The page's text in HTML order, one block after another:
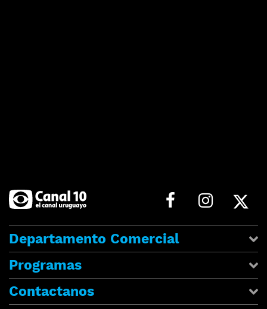
Departamento Comercial
Programas
Contactanos